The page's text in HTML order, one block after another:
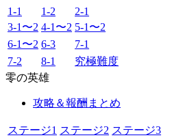
1-1 1-2
2-1
3-1〜2 4-1〜2 5-1〜2
6-1〜2 6-3
7-1
7-2
8-1
究極難度
零の英雄
攻略＆報酬まとめ
ステージ1 ステージ2 ステージ3